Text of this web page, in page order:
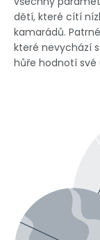
dětí, které cítí
kamarádů.
které nevychází
hůře hodnotí své